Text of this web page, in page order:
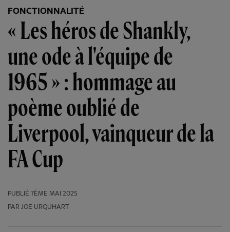
FONCTIONNALITÉ
« Les héros de Shankly,
une ode à l'équipe de
1965 » : hommage au
poème oublié de
Liverpool, vainqueur de la
FA Cup
PUBLIÉ 7ÈME MAI 2025
PAR JOE URQUHART